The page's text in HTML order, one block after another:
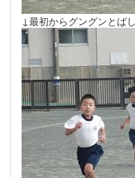
↓最初からグングンとば